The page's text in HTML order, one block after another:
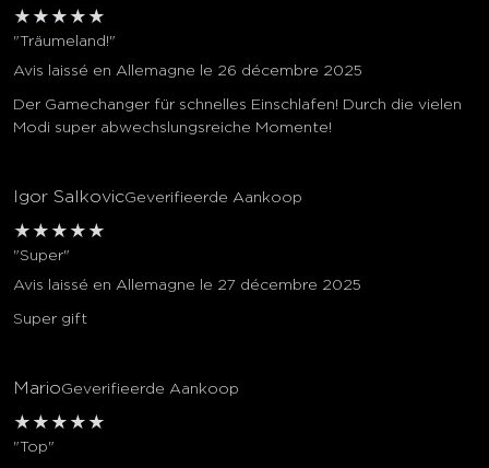
★ ★ ★ ★ ★
"Träumeland!"
Avis laissé en Allemagne le 26 décembre 2025
Der Gamechanger für schnelles Einschlafen! Durch die vielen
Modi super abwechslungsreiche Momente!
Igor SalkovicGeverifieerde Aankoop
★ ★ ★ ★ ★
"Super"
Avis laissé en Allemagne le 27 décembre 2025
Super gift
MarioGeverifieerde Aankoop
★ ★ ★ ★ ★
"Top"